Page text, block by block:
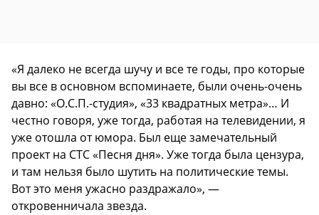
«Я далеко не всегда шучу и все те годы, про которые
вы все в основном вспоминаете, были очень-очень
давно: «О.С.П.-студия», «33 квадратных метра»… И
честно говоря, уже тогда, работая на телевидении, я
уже отошла от юмора. Был еще замечательный
проект на СТС «Песня дня». Уже тогда была цензура,
и там нельзя было шутить на политические темы.
Вот это меня ужасно раздражало», —
откровенничала звезда.